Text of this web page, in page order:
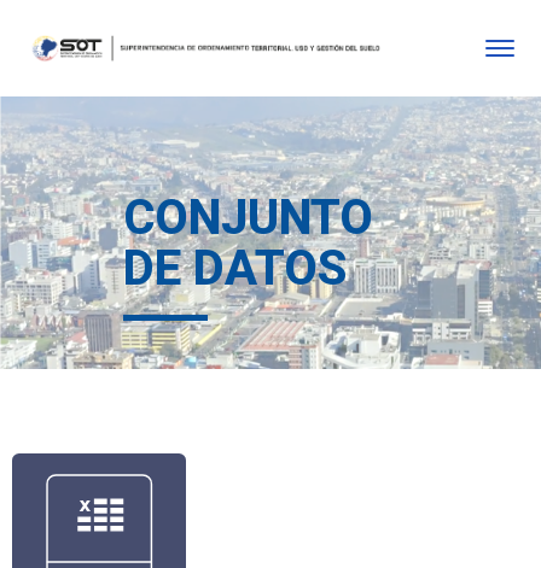
CONJUNTO
DE DATOS